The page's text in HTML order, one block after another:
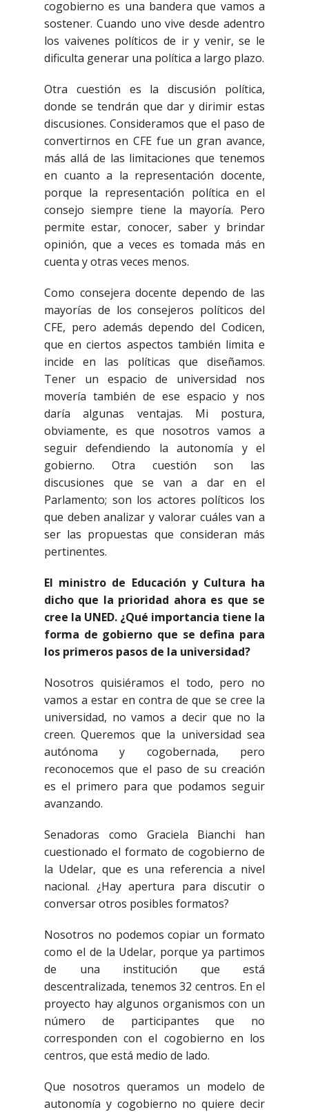
cogobierno es una bandera que vamos a
sostener. Cuando uno vive desde adentro
los vaivenes políticos de ir y venir, se le
dificulta generar una política a largo plazo.
Otra cuestión es la discusión política,
donde se tendrán que dar y dirimir estas
discusiones. Consideramos que el paso de
convertirnos en CFE fue un gran avance,
más allá de las limitaciones que tenemos
en cuanto a la representación docente,
porque la representación política en el
consejo siempre tiene la mayoría. Pero
permite estar, conocer, saber y brindar
opinión, que a veces es tomada más en
cuenta y otras veces menos.
Como consejera docente dependo de las
mayorías de los consejeros políticos del
CFE, pero además dependo del Codicen,
que en ciertos aspectos también limita e
incide en las políticas que diseñamos.
Tener un espacio de universidad nos
movería también de ese espacio y nos
daría algunas ventajas. Mi postura,
obviamente, es que nosotros vamos a
seguir defendiendo la autonomía y el
gobierno. Otra cuestión son las
discusiones que se van a dar en el
Parlamento; son los actores políticos los
que deben analizar y valorar cuáles van a
ser las propuestas que consideran más
pertinentes.
El ministro de Educación y Cultura ha
dicho que la prioridad ahora es que se
cree la UNED. ¿Qué importancia tiene la
forma de gobierno que se defina para
los primeros pasos de la universidad?
Nosotros quisiéramos el todo, pero no
vamos a estar en contra de que se cree la
universidad, no vamos a decir que no la
creen. Queremos que la universidad sea
autónoma y cogobernada, pero
reconocemos que el paso de su creación
es el primero para que podamos seguir
avanzando.
Senadoras como Graciela Bianchi han
cuestionado el formato de cogobierno de
la Udelar, que es una referencia a nivel
nacional. ¿Hay apertura para discutir o
conversar otros posibles formatos?
Nosotros no podemos copiar un formato
como el de la Udelar, porque ya partimos
de una institución que está
descentralizada, tenemos 32 centros. En el
proyecto hay algunos organismos con un
número de participantes que no
corresponden con el cogobierno en los
centros, que está medio de lado.
Que nosotros queramos un modelo de
autonomía y cogobierno no quiere decir